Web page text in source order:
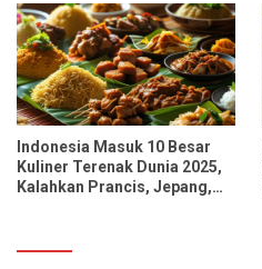
Media Nasional
Indonesia Masuk 10 Besar
Kuliner Terenak Dunia 2025,
Kalahkan Prancis, Jepang,